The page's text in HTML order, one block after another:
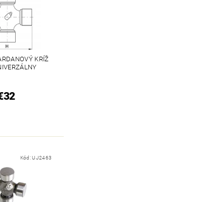
KRÍŽ
Kód:UJ2463